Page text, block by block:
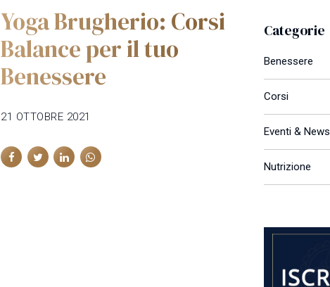
Yoga Brugherio: Corsi
Balance per il tuo
Benessere
21 OTTOBRE 2021
Categorie
Benessere
Corsi
Eventi & News
Nutrizione